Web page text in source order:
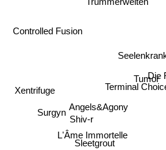
Terminal
Tumor
Die
L'Âme Immortelle
Angels&Agony
Sleetgrout
Shiv-r
Surgyn
Xentrifuge
Controlled Fusion